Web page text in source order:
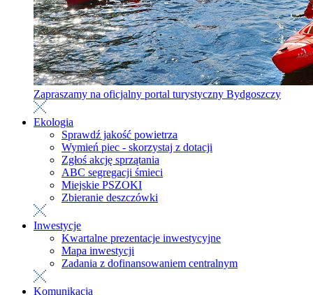
Zapraszamy na oficjalny portal turystyczny Bydgoszczy
Ekologia
Sprawdź jakość powietrza
Wymień piec - skorzystaj z dotacji
Zgłoś akcję sprzątania
ABC segregacji śmieci
Miejskie PSZOKI
Zbieranie deszczówki
Inwestycje
Kwartalne prezentacje inwestycyjne
Mapa inwestycji
Zadania z dofinansowaniem centralnym
Komunikacja